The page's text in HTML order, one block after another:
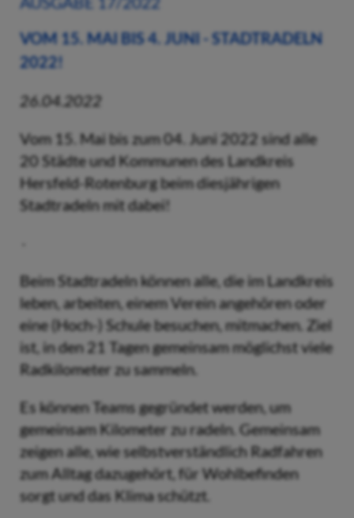
VOM 15. MAI BIS 4. JUNI - STADTRADELN
2022!
26.04.2022
Vom 15. Mai bis zum 04. Juni 2022 sind alle
20 Städte und Kommunen des Landkreis
Hersfeld-Rotenburg beim diesjährigen
Stadtradeln mit dabei!
Beim Stadtradeln können alle, die im Landkreis
leben, arbeiten, einem Verein angehören oder
eine (Hoch-) Schule besuchen, mitmachen. Ziel
ist, in den 21 Tagen gemeinsam möglichst viele
Radkilometer zu sammeln.
Es können Teams gegründet werden, um
gemeinsam Kilometer zu radeln. Gemeinsam
zeigen alle, wie selbstverständlich Radfahren
zum Alltag dazugehört, für Wohlbefinden
sorgt und das Klima schützt.